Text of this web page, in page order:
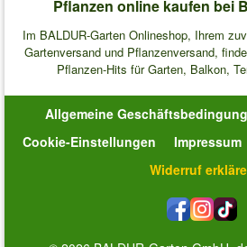
Pflanzen online kaufen bei
Im BALDUR-Garten Onlineshop, Ihrem
Gartenversand und Pflanzenversand,
Pflanzen-Hits für Garten, Balkon,
Allgemeine
Cookie-Einstellungen
Impressum
Widerruf